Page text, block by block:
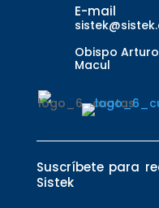
E-mail
Obispo
Macul
Suscríbete para
Sistek